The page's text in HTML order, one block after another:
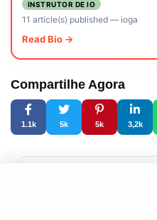
INSTRUTOR DE IO
11 article(s) published— ioga
Read Bio →
Compartilhe Agora
1.1k 5k 5k 3,2k